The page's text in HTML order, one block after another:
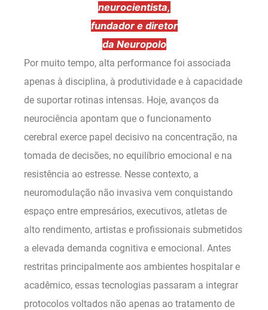
neurocientista,
fundador e diretor
da Neuropolo
Por muito tempo, alta performance foi associada
apenas à disciplina, à produtividade e à capacidade
de suportar rotinas intensas. Hoje, avanços da
neurociência apontam que o funcionamento
cerebral exerce papel decisivo na concentração, na
tomada de decisões, no equilíbrio emocional e na
resistência ao estresse. Nesse contexto, a
neuromodulação não invasiva vem conquistando
espaço entre empresários, executivos, atletas de
alto rendimento, artistas e profissionais submetidos
a elevada demanda cognitiva e emocional. Antes
restritas principalmente aos ambientes hospitalar e
acadêmico, essas tecnologias passaram a integrar
protocolos voltados não apenas ao tratamento de